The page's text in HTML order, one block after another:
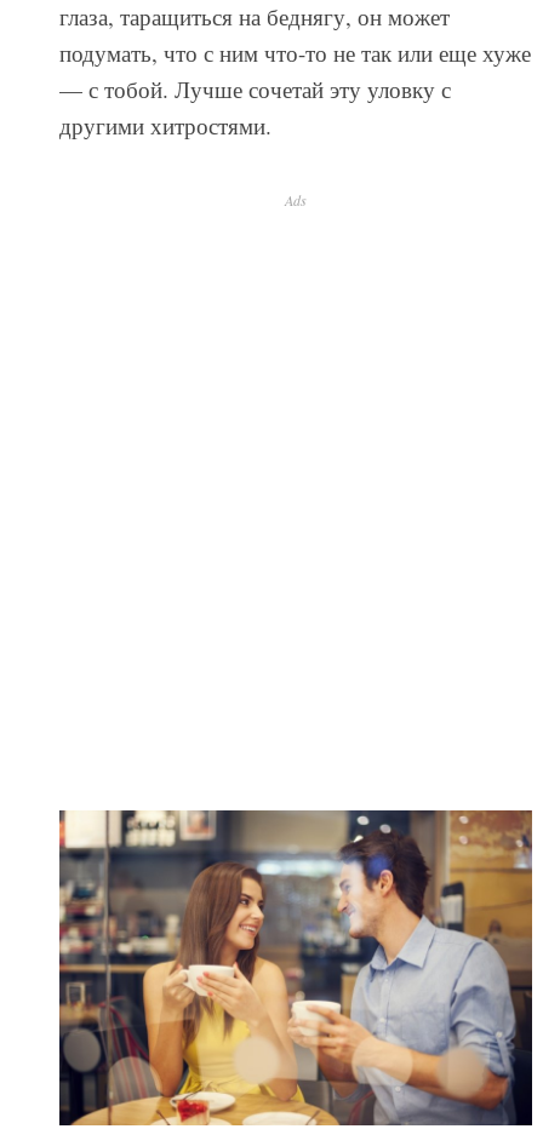
глаза, таращиться на беднягу, он может
подумать, что с ним что-то не так или еще хуже
— с тобой. Лучше сочетай эту уловку с
другими хитростями.
Ads